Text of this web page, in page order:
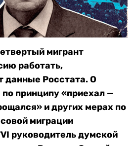
мигрант
работать,
данные Росстата. О
принципу «приехал —
и других мерах по
миграции
руководитель думской